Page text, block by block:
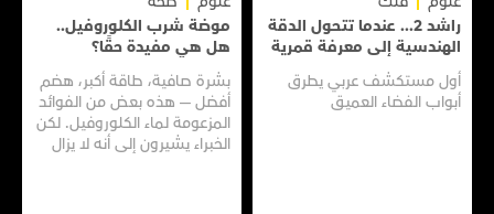
راشد 2... عندما تتحول الدقة
الهندسية إلى معرفة قمرية
أول مستكشف عربي يطرق
أبواب الفضاء العميق
موضة شرب الكلوروفيل..
هل هي مفيدة حقًا؟
بشرة صافية، طاقة أكبر، هضم
أفضل — هذه بعض من الفوائد
المزعومة لماء الكلوروفيل. لكن
الخبراء يشيرون إلى أنه لا يزال